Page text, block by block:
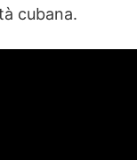
cubana.